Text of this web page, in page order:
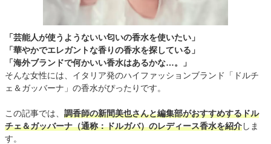
「芸能人が使うようないい匂いの香水を使いたい」
「華やかでエレガントな香りの香水を探している」
「海外ブランドで何かいい香水はあるかな…。」
そんな女性には、イタリア発のハイファッションブランド「ドルチ
ェ＆ガッバーナ」の香水がぴったりです。
この記事では、 調香師の新間美也さんと編集部がおすすめするドル
チェ＆ガッバーナ（通称：ドルガバ）のレディース香水を紹介しま
す。